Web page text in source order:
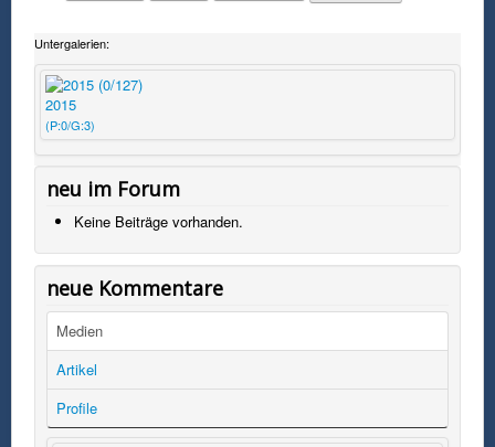
Untergalerien:
2015
(P:0/G:3)
neu im Forum
Keine Beiträge vorhanden.
neue Kommentare
Medien
Artikel
Profile